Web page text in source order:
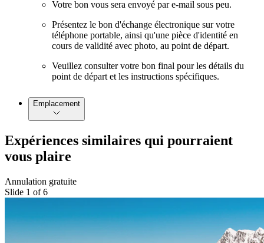
Votre bon vous sera envoyé par e-mail sous peu.
Présentez le bon d'échange électronique sur votre
téléphone portable, ainsi qu'une pièce d'identité en
cours de validité avec photo, au point de départ.
Veuillez consulter votre bon final pour les détails du
point de départ et les instructions spécifiques.
Emplacement
Expériences similaires qui pourraient
vous plaire
Annulation gratuite
Slide 1 of 6